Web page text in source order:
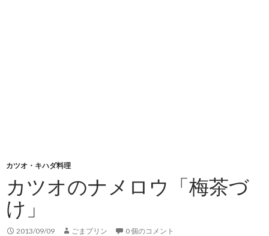
カツオ・キハダ料理
カツオのナメロウ「梅茶づ
け」
2013/09/09 ごまプリン 0 個のコメント